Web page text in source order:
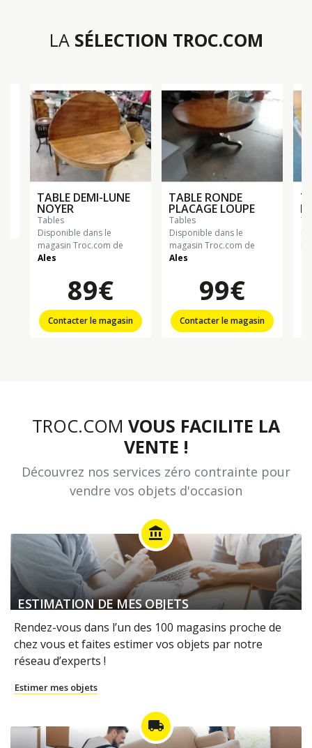
LA SÉLECTION TROC.COM
TABLE DEMI-LUNE
NOYER
tables
Disponible dans le
magasin Troc.com de
Ales
89€
Contacter le magasin
TABLE RONDE
PLACAGE LOUPE
tables
Disponible dans le
magasin Troc.com de
Ales
99€
Contacter le magasin
TROC.COM VOUS FACILITE LA
VENTE !
Découvrez nos services zéro contrainte pour
vendre vos objets d'occasion
account_balance
ESTIMATION DE MES OBJETS
Rendez-vous dans l’un des 100 magasins proche de
chez vous et faites estimer vos objets par notre
réseau d’experts !
Estimer mes objets
local_shipping